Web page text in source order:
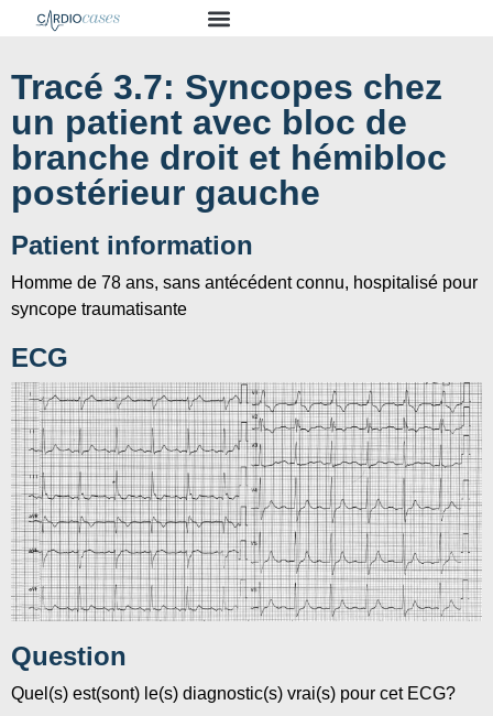
Tracé 3.7: Syncopes chez
un patient avec bloc de
branche droit et hémibloc
postérieur gauche
Patient information
Homme de 78 ans, sans antécédent connu, hospitalisé pour
syncope traumatisante
ECG
Question
Quel(s) est(sont) le(s) diagnostic(s) vrai(s) pour cet ECG?